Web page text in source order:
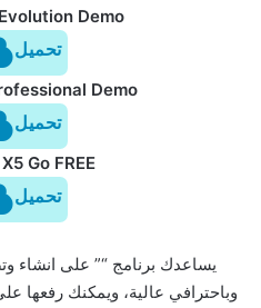
Demo
تحميل
Demo
تحميل
Go FREE
تحميل
يساعدك برنامج “” على انشاء
وباحترافي عالية، ويمكنك رفعها